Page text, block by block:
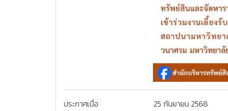
ประกาศเมื่อ 25 กันยายน 2568